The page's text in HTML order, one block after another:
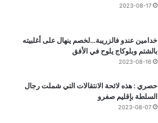
2023-08-17
خدامين عندو فالزريبة…لخصم ينهال على أغلبيته
بالشتم وبلوكاج يلوح في الأفق
2023-08-16
حصري : هذه لائحة الانتقالات التي شملت رجال
السلطة بإقليم صفرو
2023-08-07